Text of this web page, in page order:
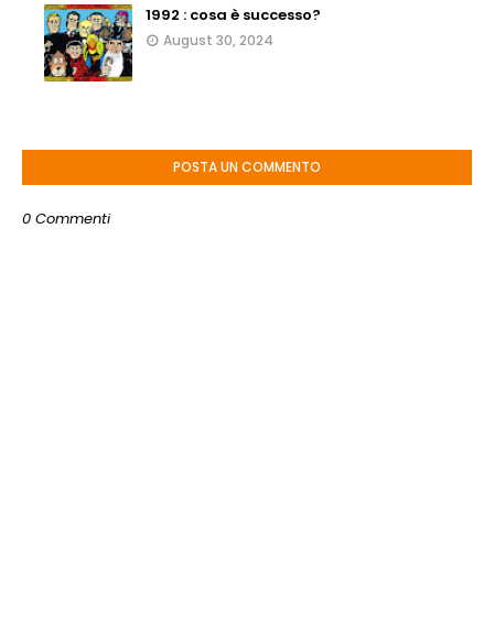
1992 : cosa è successo?
August 30, 2024
POSTA UN COMMENTO
0 Commenti